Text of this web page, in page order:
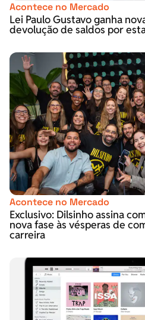
Acontece no Mercado
Lei Paulo Gustavo ganha
devolução de saldos por
Acontece no Mercado
Exclusivo: Dilsinho assina
nova fase às vésperas de
carreira